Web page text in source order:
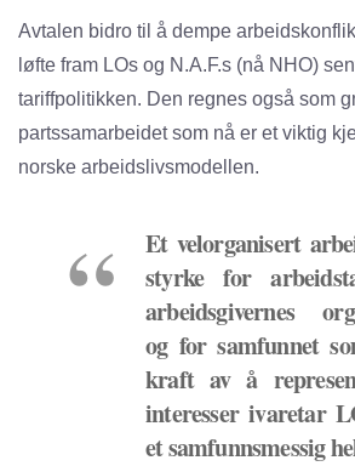
Avtalen bidro til å dempe
løfte fram LOs og N.A.F.s (nå NHO)
tariffpolitikken. Den regnes også som
partssamarbeidet som nå er et viktig
norske arbeidslivsmodellen.
Et velorganisert
styrke for
arbeidsgivernes
og for samfunnet
kraft av å
interesser ivaretar
et samfunnsmessig